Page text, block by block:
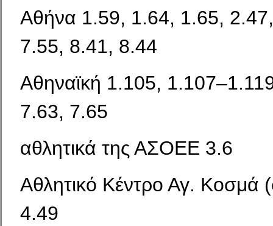
Αθήνα 1.59, 1.64, 1.65,
7.55, 8.41, 8.44
Αθηναϊκή 1.105,
7.63, 7.65
αθλητικά της ΑΣΟΕΕ 3.6
Αθλητικό Κέντρο Αγ. Κοσμά
4.49